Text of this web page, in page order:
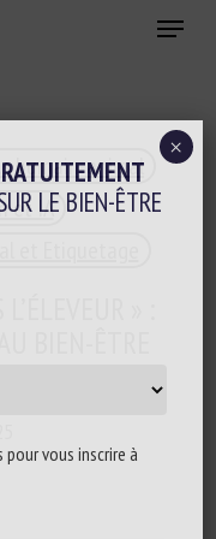
Menu
humain-animal
et IA
et Etiquetage
» :
BIEN-ÊTRE
LE BIEN-ÊTRE
vous inscrire à
×